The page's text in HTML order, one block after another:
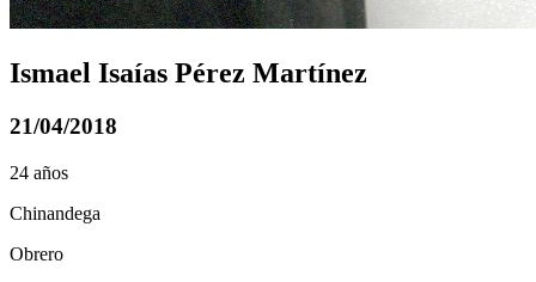
Ismael Isaías Pérez Martínez
21/04/2018
24 años
Chinandega
Obrero